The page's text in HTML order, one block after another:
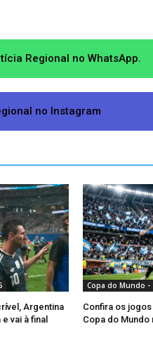
K, com 3 pontos.
na primeira rodada,
feira, a Colômbia
Regional no WhatsApp.
no Instagram
Argentina
vai à final
Copa do Mundo -
Confira os
Copa do